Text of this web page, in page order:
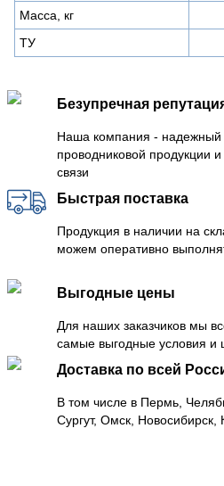
Масса, кг
ТУ
Безупречная
Наша компания - надежный
проводниковой продукции
связи
Быстрая поставка
Продукция в наличии на
можем оперативно
Выгодные цены
Для наших заказчиков мы
самые выгодные условия и
Доставка по всей
В том числе в Пермь,
Сургут, Омск, Новосибирск,